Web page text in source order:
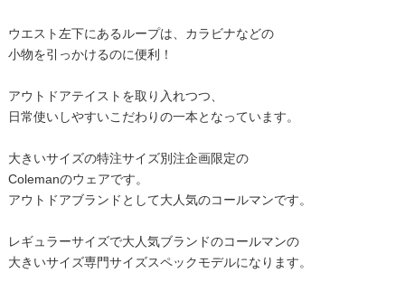
ウエスト左下にあるループは、カラビナなどの
小物を引っかけるのに便利！
アウトドアテイストを取り入れつつ、
日常使いしやすいこだわりの一本となっています。
大きいサイズの特注サイズ別注企画限定の
Colemanのウェアです。
アウトドアブランドとして大人気のコールマンです。
レギュラーサイズで大人気ブランドのコールマンの
大きいサイズ専門サイズスペックモデルになります。